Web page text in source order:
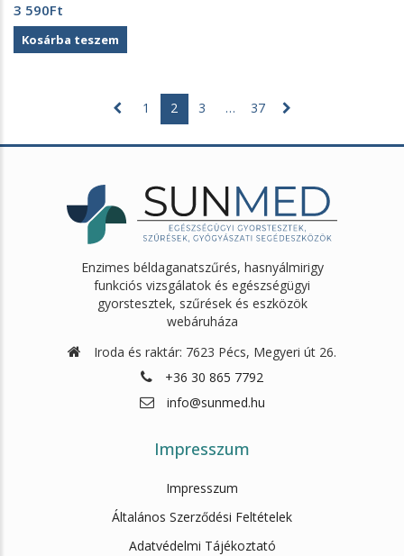
3 590Ft
Kosárba teszem
1 2 3 … 37
Enzimes béldaganatszűrés, hasnyálmirigy
funkciós vizsgálatok és egészségügyi
gyorstesztek, szűrések és eszközök
webáruháza
Iroda és raktár: 7623 Pécs, Megyeri út 26.
+36 30 865 7792
info@sunmed.hu
Impresszum
Impresszum
Általános Szerződési Feltételek
Adatvédelmi Tájékoztató